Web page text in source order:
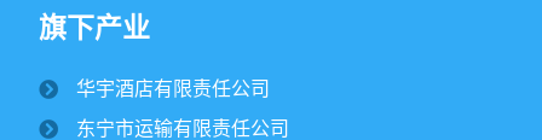
纪文楠董事长赴境外园区视察大豆收割工作
旗下产业
华宇酒店有限责任公司
东宁市运输有限责任公司